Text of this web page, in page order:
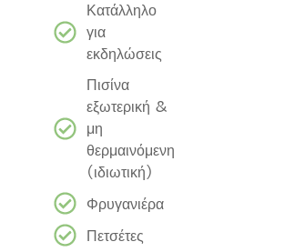
Κατάλληλο
για
εκδηλώσεις
Πισίνα –
εξωτερική &
μη
θερμαινόμενη
(ιδιωτική)
Φρυγανιέρα
Πετσέτες